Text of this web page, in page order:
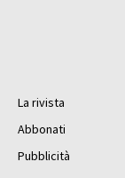
La rivista
Abbonati
Pubblicità